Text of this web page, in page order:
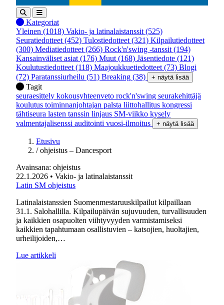
Kategoriat
Yleinen (1018) Vakio- ja latinalaistanssit (525)
Seuratiedotteet (452) Tulostiedotteet (321) Kilpailutiedotteet
(300) Mediatiedotteet (266) Rock'n'swing -tanssit (194)
Kansainväliset asiat (176) Muut (168) Jäsentiedote (121)
Koulutustiedotteet (118) Maajoukkuetiedotteet (73) Blogi
(72) Paratanssiurheilu (51) Breaking (38) + näytä lisää
Tagit
seuraesittely kokousyhteenveto rock'n'swing seurakehittäjä
koulutus toiminnanjohtajan palsta liittohallitus kongressi
tähtiseura lasten tanssin linjaus SM-viikko kysely
valmentajalisenssi auditointi vuosi-ilmoitus + näytä lisää
Etusivu
/ ohjeistus – Dancesport
Avainsana: ohjeistus
22.1.2026 • Vakio- ja latinalaistanssit
Latin SM ohjeistus
Latinalaistanssien Suomenmestaruuskilpailut kilpaillaan
31.1. Salohallilla. Kilpailupäivän sujuvuuden, turvallisuuden
ja kaikkien osapuolten viihtyvyyden varmistamiseksi
kaikkien tapahtumaan osallistuvien – katsojien, huoltajien,
urheilijoiden,…
Lue artikkeli